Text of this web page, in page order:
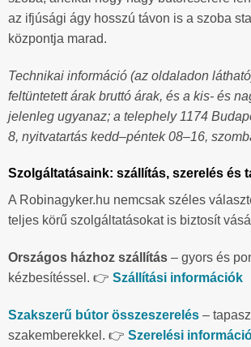
az ifjúsági ágy hosszú távon is a szoba
központja marad.
Technikai információ (az oldaladon
feltüntetett árak bruttó árak, és a kis- és
jelenleg ugyanaz; a telephely 1174
8, nyitvatartás kedd–péntek 08–16,
Szolgáltatásaink: szállítás, szerelés és
A Robinagyker.hu nemcsak széles
teljes körű szolgáltatásokat is biztosít
Országos házhoz szállítás – gyors és
kézbesítéssel. 👉 Szállítási információk
Szakszerű bútor összeszerelés –
szakemberekkel. 👉 Szerelési